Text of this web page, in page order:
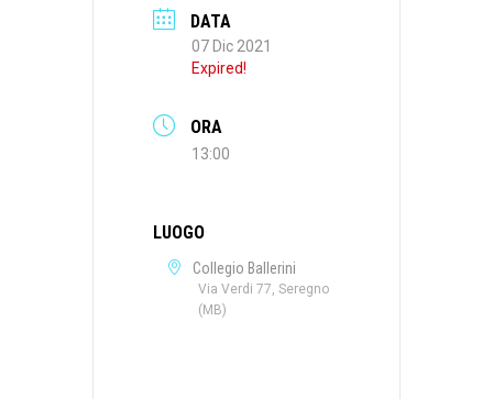
DATA
07 Dic 2021
Expired!
ORA
13:00
LUOGO
Collegio Ballerini
Via Verdi 77, Seregno
(MB)